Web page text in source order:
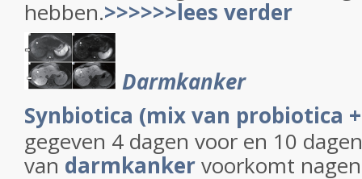
hebben.>>>>>>lees verder
Darmkanker
Synbiotica (mix van probiotica
gegeven 4 dagen voor en 10
van darmkankervoorkomt